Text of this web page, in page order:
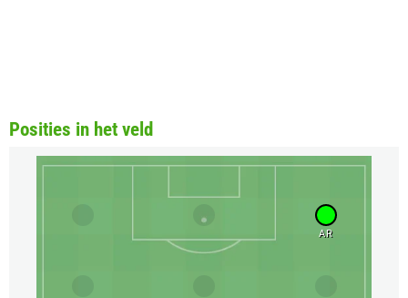
Posities in het veld
AR